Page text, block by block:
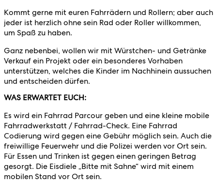
Kommt gerne mit euren Fahrrädern und Rollern; aber auch
jeder ist herzlich ohne sein Rad oder Roller willkommen,
um Spaß zu haben.
Ganz nebenbei, wollen wir mit Würstchen- und Getränke
Verkauf ein Projekt oder ein besonderes Vorhaben
unterstützen, welches die Kinder im Nachhinein aussuchen
und entscheiden dürfen.
WAS ERWARTET EUCH:
Es wird ein Fahrrad Parcour geben und eine kleine mobile
Fahrradwerkstatt / Fahrrad-Check. Eine Fahrrad
Codierung wird gegen eine Gebühr möglich sein. Auch die
freiwillige Feuerwehr und die Polizei werden vor Ort sein.
Für Essen und Trinken ist gegen einen geringen Betrag
gesorgt. Die Eisdiele „Bitte mit Sahne“ wird mit einem
mobilen Stand vor Ort sein.